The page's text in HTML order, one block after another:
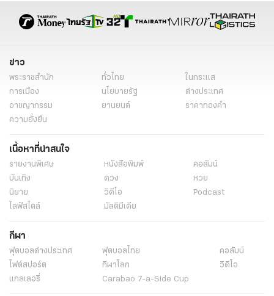
ข่าว
พระราชสำนัก ทั่วไทย
ในกระแส
การเมือง
นโยบายรัฐ
ต่างประเทศ
อาชญากรรม
ยานยนต์
ราคาทองคำ
ความยั่งยืน
เนื้อหาที่น่าสนใจ
รายงานพิเศษ หนังสือพิมพ์
คอลัมน์
บันเทิง
ดวง
หวย
นิยาย
วิดีโอ
Podcast
ไลฟ์สไตล์
มัลติมีเดีย
กีฬา
ฟุตบอลต่่างประเทศ ฟุตบอลไทย
คอลัมน์
ไฟต์สปอร์ต
กีฬาโลก
วิดีโอ
แกลเลอรี่
Carabao 7-a-Side Cup